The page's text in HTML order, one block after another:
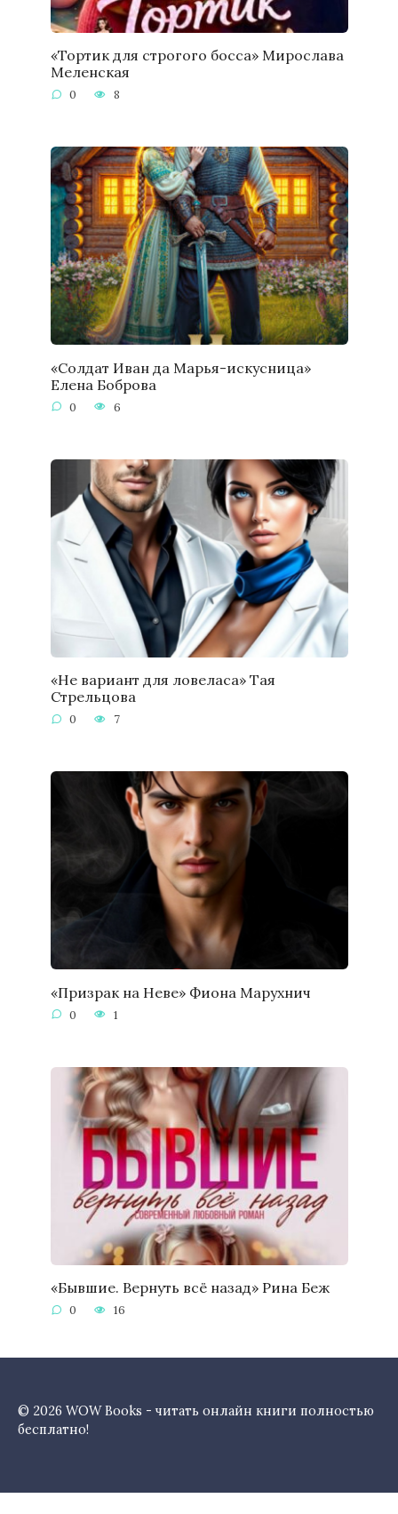
«Тортик для строгого босса» Мирослава
Меленская
0 8
«Солдат Иван да Марья-искусница»
Елена Боброва
0 6
«Не вариант для ловеласа» Тая
Стрельцова
0 7
«Призрак на Неве» Фиона Марухнич
0 1
«Бывшие. Вернуть всё назад» Рина Беж
0 16
© 2026 WOW Books - читать онлайн книги полностью
бесплатно!